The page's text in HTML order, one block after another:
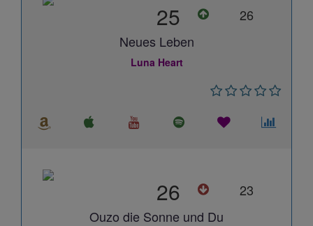
25
26
Neues Leben
Luna Heart
26
23
Ouzo die Sonne und Du